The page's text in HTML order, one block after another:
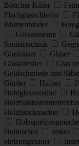
Böttcher Küfer
Flachglasschleifer
Blumenbinder
Galvaniseure
Sanitärtechnik
Glasbläser
Glaser
Glaskünstler
Glas
Goldschmiede und
Gürtler
Hafner
Hohlglasveredler
Holzblockmacher
Hutmacher
Imker
Heizungsbauer